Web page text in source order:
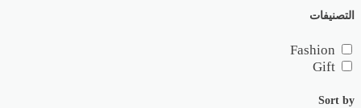
التصنيفات
Fashion
Gift
Sort by